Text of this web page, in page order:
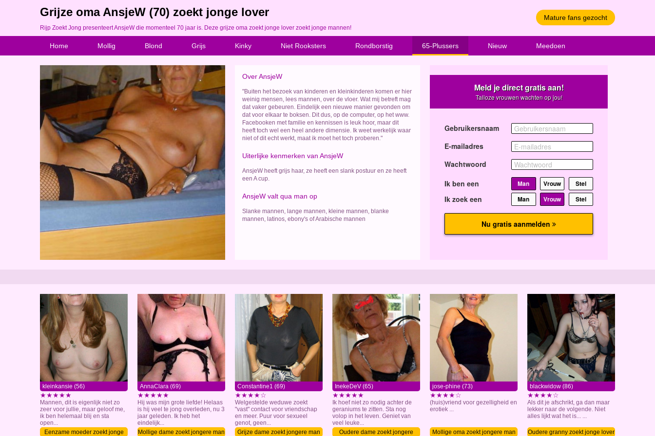
Mature fans gezocht
Grijze oma AnsjeW (70) zoekt jonge lover
Rijp Zoekt Jong presenteert AnsjeW die momenteel 70 jaar is. Deze grijze oma zoekt jonge lover zoekt jonge mannen!
Home Mollig Blond Grijs Kinky Niet Rooksters Rondborstig 65-Plussers Nieuw Meedoen
Over AnsjeW
"Buiten het bezoek van kinderen en kleinkinderen komen er hier
weinig mensen, lees mannen, over de vloer. Wat mij betreft mag
dat vaker gebeuren. Eindelijk een nieuwe manier gevonden om
dat voor elkaar te boksen. Dit dus, op de computer, op het www.
Facebooken met familie en kennissen is leuk hoor, maar dit
heeft toch wel een heel andere dimensie. Ik weet werkelijk waar
niet of dit echt werkt, maat ik moet het toch proberen."
Uiterlijke kenmerken van AnsjeW
AnsjeW heeft grijs haar, ze heeft een slank postuur en ze heeft
een A cup.
AnsjeW valt qua man op
Slanke mannen, lange mannen, kleine mannen, blanke
mannen, latinos, ebony's of Arabische mannen
kleinkansie (56)
★★★★★
Mannen, dit is eigenlijk niet zo
zeer voor jullie, maar geloof me,
ik ben helemaal blij en sta
open...
Eenzame moeder zoekt jonge
AnnaClara (69)
★★★★★
Hij was mijn grote liefde! Helaas
is hij veel te jong overleden, nu 3
jaar geleden. Ik heb het
eindelijk...
Mollige dame zoekt jongere man
Constantine1 (69)
★★★★☆
Welgestelde weduwe zoekt
"vast" contact voor vriendschap
en meer. Puur voor sexueel
genot, geen...
Grijze dame zoekt jongere man
InekeDeV (65)
★★★★★
Ik hoef niet zo nodig achter de
geraniums te zitten. Sta nog
volop in het leven. Geniet van
veel leuke...
Oudere dame zoekt jongere
jose-phine (73)
★★★★☆
(huis)vriend voor gezelligheid en
erotiek ...
Mollige oma zoekt jongere man
blackwidow (86)
★★★★☆
Als dit je afschrikt, ga dan maar
lekker naar de volgende. Niet
alles lijkt wat het is... ...
Oudere granny zoekt jonge lover